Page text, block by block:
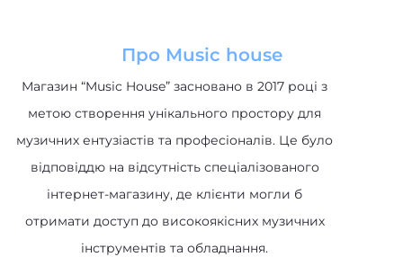
Про Music house
Магазин “Music House” засновано в 2017 році з
метою створення унікального простору для
музичних ентузіастів та професіоналів. Це було
відповіддю на відсутність спеціалізованого
інтернет-магазину, де клієнти могли б
отримати доступ до високоякісних музичних
інструментів та обладнання.